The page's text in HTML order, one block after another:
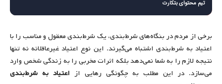
تیم محتوای بتکارت
برخی از مردم در بنگاه‌های شرط‌بندی، یک شرط‌بندی معقول و مناسب را با
اعتیاد به شرط‌بندی اشتباه می‌گیرند. این نوع اعتیاد غیرعاقلانه نه تنها
نتیجه لازم را به شما نمی‌دهد بلکه اثرات مخربی را به زندگی شخص وارد
می‌سازد. در این مطلب به چگونگی رهایی از اعتیاد به شرط‌بندی